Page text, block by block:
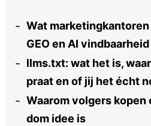
Wat
GEO en AI vindbaarheid
llms.txt: wat het is,
praat en of jij het écht
Waarom volgers kopen
dom idee is